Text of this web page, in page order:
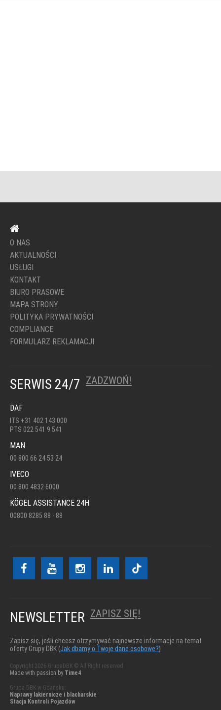
O NAS
AKTUALNOŚCI
USŁUGI
KONTAKT
BIURO PRASOWE
MAPA STRONY
POLITYKA PRYWATNOŚCI
COMPLIANCE
FORMULARZ REKLAMACJI
SERWIS 24/7 ZADZWOŃ!
DAF
ITS +31 402 143 000
PTS 022 541 9 541
MAN
00 800 66 24 53 24
IVECO
00 800 4832 6000
KÖGEL ASSISTANCE 24H
00800 8285 88 - 88
NEWSLETTER ZAPISZ SIĘ!
Zapisz się, jeśli chcesz otrzymywać najnowsze informacje na temat
oferty Grupy DBK (Jak dbamy o Twoje dane osobowe?)
Copyright 2026 GrupaDBK © All Right reserved
Made with passion by Time4
Grupa DBK w Gdańsku:
Naprawy lakiernicze i blacharskie
Stacja Kontroli Pojazdów